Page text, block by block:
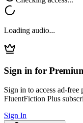
Loading audio...
Sign in for
Sign in to access ad-
FluentFiction Plus
Sign In